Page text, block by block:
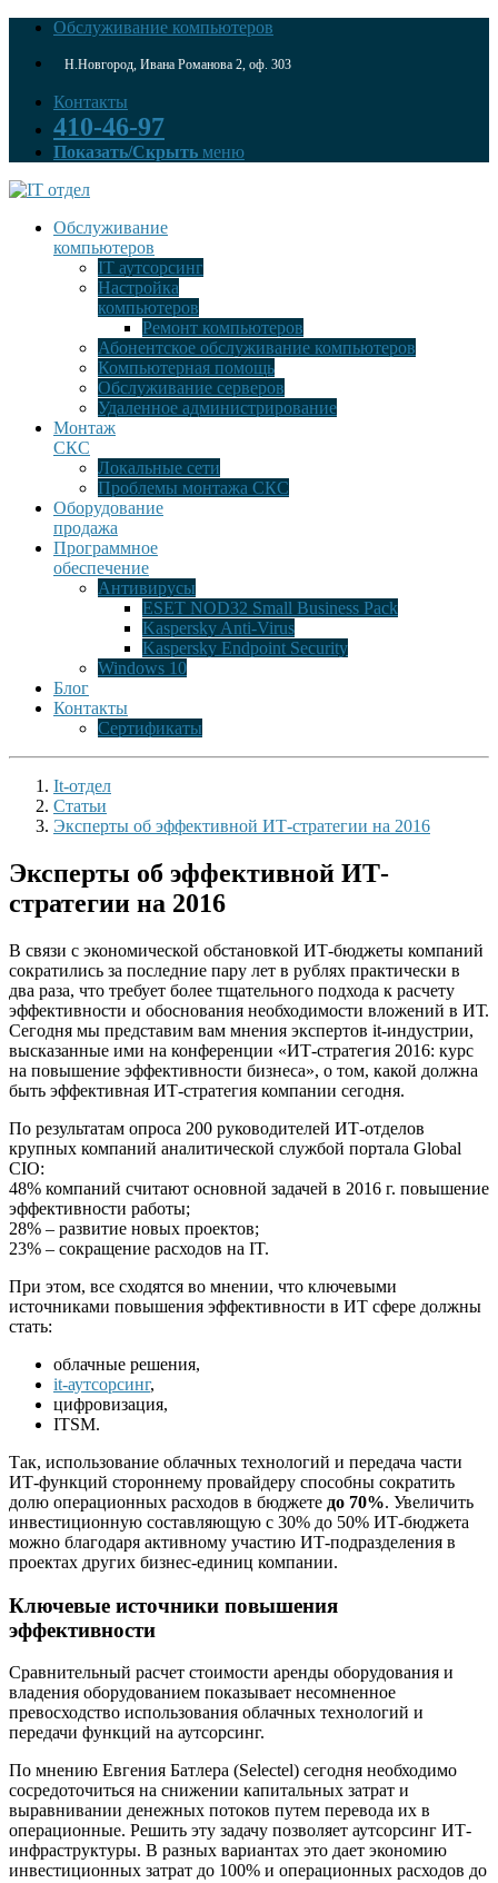
Обслуживание компьютеров
Н.Новгород, Ивана Романова 2, оф. 303
Контакты
410-46-97
Показать/Скрыть меню
Обслуживание
компьютеров
IT аутсорсинг
Настройка
компьютеров
Ремонт компьютеров
Абонентское обслуживание компьютеров
Компьютерная помощь
Обслуживание серверов
Удаленное администрирование
Монтаж
СКС
Локальные сети
Проблемы монтажа СКС
Оборудование
продажа
Программное
обеспечение
Антивирусы
ESET NOD32 Small Business Pack
Kaspersky Anti-Virus
Kaspersky Endpoint Security
Windows 10
Блог
Контакты
Сертификаты
It-отдел
Статьи
Эксперты об эффективной ИТ-стратегии на 2016
Эксперты об эффективной ИТ-
стратегии на 2016
В связи с экономической обстановкой ИТ-бюджеты компаний
сократились за последние пару лет в рублях практически в
два раза, что требует более тщательного подхода к расчету
эффективности и обоснования необходимости вложений в ИТ.
Сегодня мы представим вам мнения экспертов it-индустрии,
высказанные ими на конференции «ИТ-стратегия 2016: курс
на повышение эффективности бизнеса», о том, какой должна
быть эффективная ИТ-стратегия компании сегодня.
По результатам опроса 200 руководителей ИТ-отделов
крупных компаний аналитической службой портала Global
CIO:
48% компаний считают основной задачей в 2016 г. повышение
эффективности работы;
28% – развитие новых проектов;
23% – сокращение расходов на IT.
При этом, все сходятся во мнении, что ключевыми
источниками повышения эффективности в ИТ сфере должны
стать:
облачные решения,
it-аутсорсинг,
цифровизация,
ITSM.
Так, использование облачных технологий и передача части
ИТ-функций стороннему провайдеру способны сократить
долю операционных расходов в бюджете до 70%. Увеличить
инвестиционную составляющую с 30% до 50% ИТ-бюджета
можно благодаря активному участию ИТ-подразделения в
проектах других бизнес-единиц компании.
Ключевые источники повышения
эффективности
Сравнительный расчет стоимости аренды оборудования и
владения оборудованием показывает несомненное
превосходство использования облачных технологий и
передачи функций на аутсорсинг.
По мнению Евгения Батлера (Selectel) сегодня необходимо
сосредоточиться на снижении капитальных затрат и
выравнивании денежных потоков путем перевода их в
операционные. Решить эту задачу позволяет аутсорсинг ИТ-
инфраструктуры. В разных вариантах это дает экономию
инвестиционных затрат до 100% и операционных расходов до